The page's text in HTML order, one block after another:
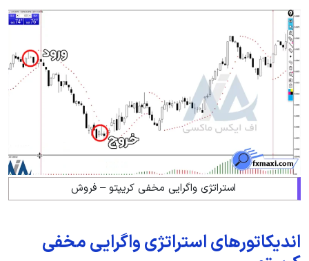
استراتژی واگرایی مخفی کریپتو – فروش
اندیکاتورهای استراتژی واگرایی مخفی